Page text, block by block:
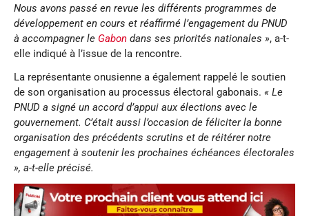
Nous avons passé en revue les différents programmes de
développement en cours et réaffirmé l’engagement du PNUD
à accompagner le Gabon dans ses priorités nationales », a-t-
elle indiqué à l’issue de la rencontre.
La représentante onusienne a également rappelé le soutien
de son organisation au processus électoral gabonais. « Le
PNUD a signé un accord d’appui aux élections avec le
gouvernement. C’était aussi l’occasion de féliciter la bonne
organisation des précédents scrutins et de réitérer notre
engagement à soutenir les prochaines échéances électorales
», a-t-elle précisé.